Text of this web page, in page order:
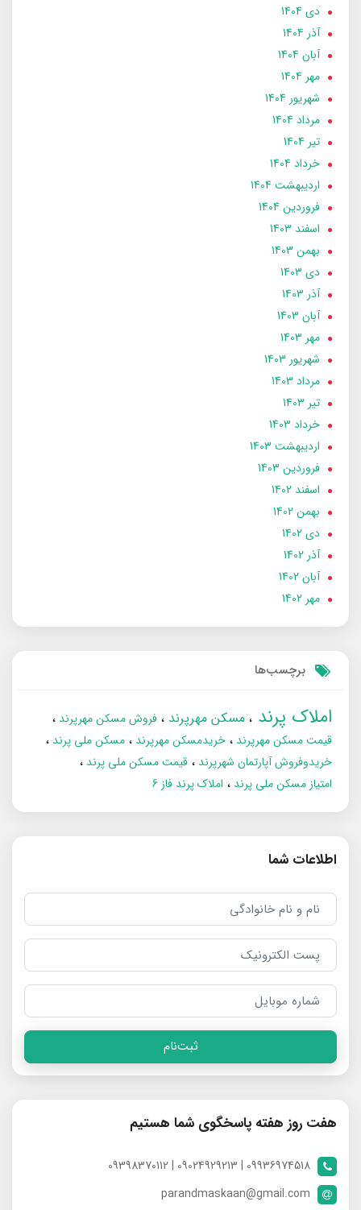
دی 1404
آذر 1404
آبان 1404
مهر 1404
شهریور 1404
مرداد 1404
تير 1404
خرداد 1404
ارديبهشت 1404
فروردین 1404
اسفند 1403
بهمن 1403
دی 1403
آذر 1403
آبان 1403
مهر 1403
شهریور 1403
مرداد 1403
تير 1403
خرداد 1403
ارديبهشت 1403
فروردین 1403
اسفند 1402
بهمن 1402
دی 1402
آذر 1402
آبان 1402
مهر 1402
برچسب‌ها
املاک پرند مسکن مهرپرند
فروش مسکن مهرپرند
قیمت مسکن مهرپرند
خریدمسکن مهرپرند
مسکن ملی پرند
خریدوفروش آپارتمان شهرپرند
قیمت مسکن ملی پرند
امتیاز مسکن ملی پرند
املاک پرند فاز 6
اطلاعات شما
ثبت‌نام
هفت روز هفته پاسخگوی شما هستیم
09936974518 | 09024929213 | 09398370112
parandmaskaan@gmail.com